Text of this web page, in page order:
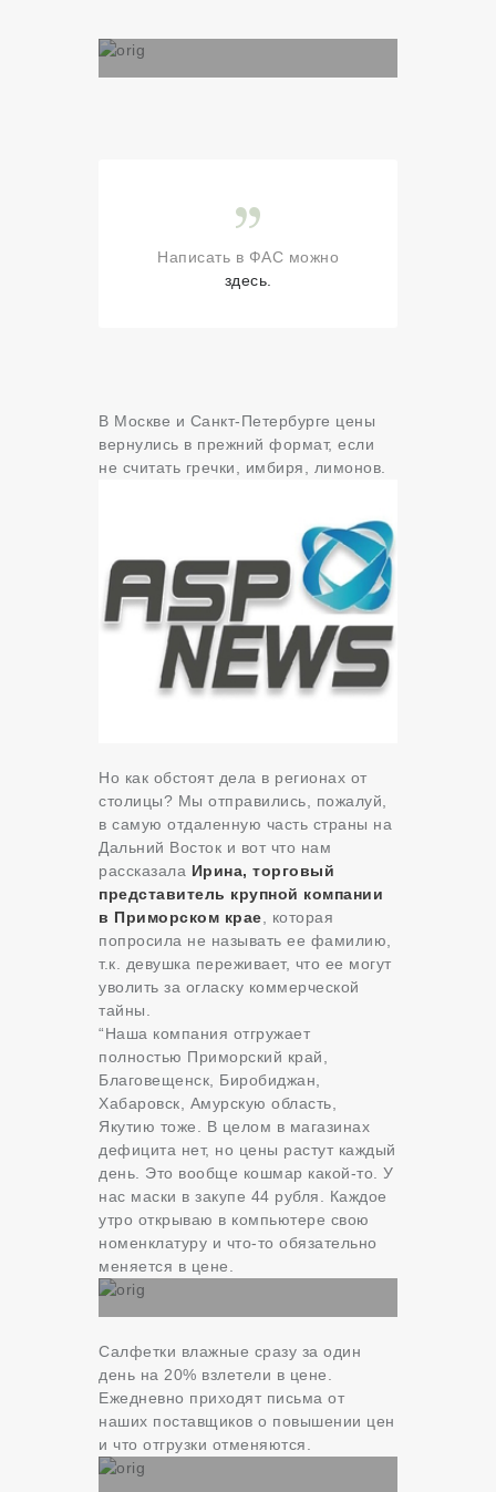
Написать в ФАС можно
здесь.
В Москве и Санкт-Петербурге цены
вернулись в прежний формат, если
не считать гречки, имбиря, лимонов.
Но как обстоят дела в регионах от
столицы? Мы отправились, пожалуй,
в самую отдаленную часть страны на
Дальний Восток и вот что нам
рассказала Ирина, торговый
представитель крупной компании
в Приморском крае
которая
попросила не называть ее фамилию,
т.к. девушка переживает, что ее могут
уволить за огласку коммерческой
тайны.
“Наша компания отгружает
полностью Приморский край,
Благовещенск, Биробиджан,
Хабаровск, Амурскую область,
Якутию тоже. В целом в магазинах
дефицита нет, но цены растут каждый
день. Это вообще кошмар какой-то. У
нас маски в закупе 44 рубля. Каждое
утро открываю в компьютере свою
номенклатуру и что-то обязательно
меняется в цене.
Салфетки влажные сразу за один
день на 20% взлетели в цене.
Ежедневно приходят письма от
наших поставщиков о повышении цен
и что отгрузки отменяются.